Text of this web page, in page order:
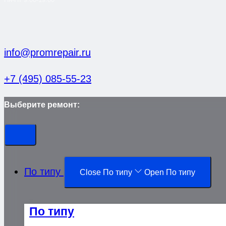
info@promrepair.ru
+7 (495) 085-55-23
Выберите ремонт:
По типу Close По типу Open По типу
По типу